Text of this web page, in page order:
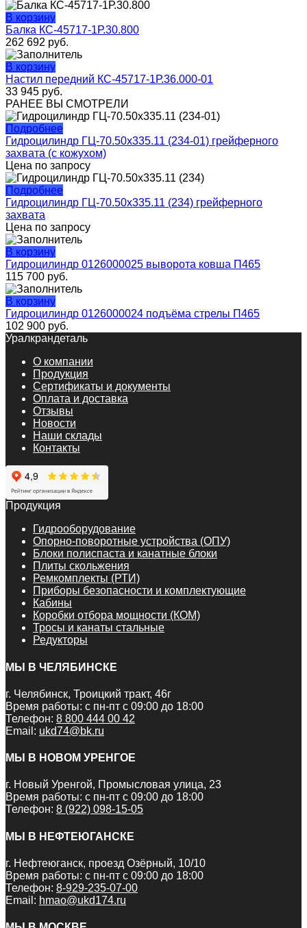
В корзину
Балка КС-45717-1Р.30.800
262 692 руб.
В корзину
Настил передний КС-45717-1Р.36.000-01
33 945 руб.
РАНЕЕ ВЫ СМОТРЕЛИ
Подробнее
Гидроцилиндр ГЦ-70.50х335.11 (234-01) грейферного
захвата (с кожухом)
Цена по запросу
Подробнее
Гидроцилиндр ГЦ-70.50х335.11 (234) грейферного
захвата
Цена по запросу
В корзину
Гидроцилиндр 0126000025 выворота ковша П465
115 700 руб.
В корзину
Гидроцилиндр 0126000024 подъёма стрелы П465
102 900 руб.
Уралкрандеталь
О компании
Продукция
Сертификаты и документы
Оплата и доставка
Отзывы
Новости
Наши склады
Контакты
Продукция
Гидрооборудование
Опорно-поворотные устройства (ОПУ)
Блоки полиспаста и канатные блоки
Плиты скольжения
Ремкомплекты (РТИ)
Приборы безопасности и комплектующие
Кабины
Коробки отбора мощности (КОМ)
Тросы и канаты стальные
Редукторы
МЫ В ЧЕЛЯБИНСКЕ
г. Челябинск, Троицкий тракт, 46г
Время работы: с пн-пт с 09:00 до 18:00
Телефон: 8 800 444 00 42
Email: ukd74@bk.ru
МЫ В НОВОМ УРЕНГОЕ
г. Новый Уренгой, Промысловая улица, 23
Время работы: с пн-пт с 09:00 до 18:00
Телефон: 8 (922) 098-15-05
МЫ В НЕФТЕЮГАНСКЕ
г. Нефтеюганск, проезд Озёрный, 10/10
Время работы: с пн-пт с 09:00 до 18:00
Телефон: 8-929-235-07-00
Email: hmao@ukd174.ru